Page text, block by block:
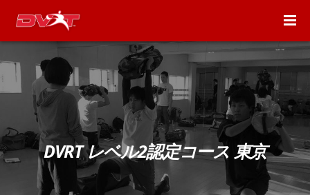
DVRT レベル2認定コース 東京